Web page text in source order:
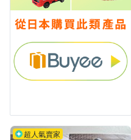
超人氣賣家